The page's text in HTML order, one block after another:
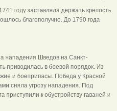
году заставляла держать крепость
благополучно. До 1790 года
нападения Шведов на Санкт-
приводилась в боевой порядок. Из
и боеприпасы. Победа у Красной
сняла угрозу нападения. Под
приступили к обустройству гаваней и